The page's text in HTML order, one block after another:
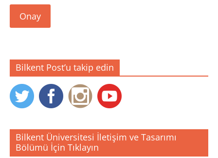
Onay
Bilkent Post’u takip edin
Bilkent Üniversitesi İletişim ve Tasarımı
Bölümü İçin Tıklayın